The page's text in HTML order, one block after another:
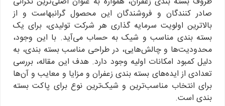
صادر کنندگان و فروشندگان این محصول گرانبهاست و از
بالاترین اولویت سرمایه گذاری هر شرکت تولیدی، برای یک
بسته بندی مناسب و شیک به حساب می‌آید. با این وجود،
محدودیت‌ها و چالش‌هایی، در طراحی مناسب بسته بندی، به
دلیل کمبود امکانات اولیه وجود دارد. هدف این مقاله، بررسی
تعدادی از ایده‌های بسته بندی زعفران و مزایا و معایب و آن‌ها
برای انتخاب مناسب‌ترین و شیک‌ترین نوع برای پاکت بسته
بندی است.